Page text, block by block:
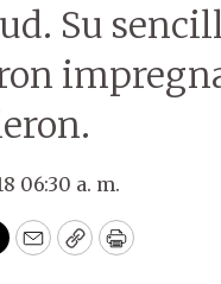
Su
06:30 a. m.
EmailCopyPrint